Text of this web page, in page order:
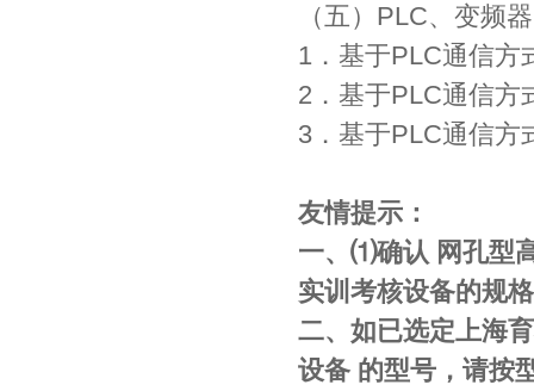
（五）PLC、变频
1．基于PLC通信方
2．基于PLC通信
3．基于PLC通信方
友情提示：
一、⑴确认 网孔型
实训考核设备的规
二、如已选定上海
设备 的型号，请按